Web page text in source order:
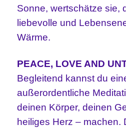
Sonne, wertschätze sie,
liebevolle und
Wärme.
PEACE, LOVE AND
Begleitend kannst du
außerordentliche
deinen Körper, deinen
heiliges Herz – machen.